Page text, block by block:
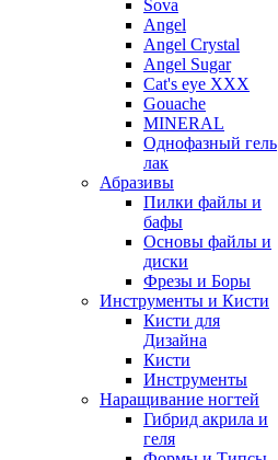
Sova
Angel
Angel Crystal
Angel Sugar
Cat's eye XXX
Gouache
MINERAL
Однофазный гель
лак
Абразивы
Пилки файлы и
бафы
Основы файлы и
диски
Фрезы и Боры
Инструменты и Кисти
Кисти для
Дизайна
Кисти
Инструменты
Наращивание ногтей
Гибрид акрила и
геля